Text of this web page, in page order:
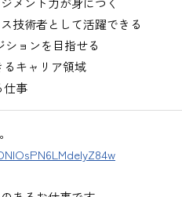
技術者として活躍できる
ションを目指せる
るキャリア領域
事